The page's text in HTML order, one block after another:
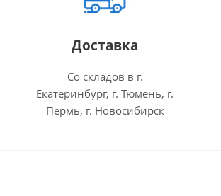
Доставка
Со складов в г.
Екатеринбург, г. Тюмень, г.
Пермь, г. Новосибирск